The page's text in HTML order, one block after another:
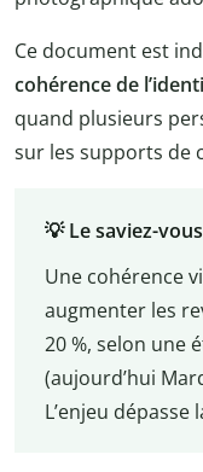
Ce document est
cohérence de
quand plusieurs
sur les supports de
💡 Le saviez-
Une cohérence
augmenter les
20 %, selon une
(aujourd’hui
L’enjeu dépasse